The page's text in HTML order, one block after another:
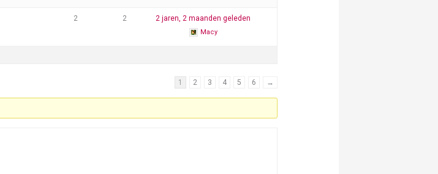
2 2 2 jaren, 2 maanden geleden
Macy
1 2 3 4 5 6 →